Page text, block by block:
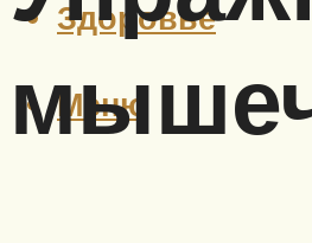
Здоровье
Меню